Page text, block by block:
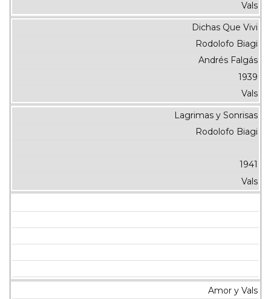
Vals
Dichas Que Vivi
Rodolofo Biagi
Andrés Falgás
1939
Vals
Lagrimas y Sonrisas
Rodolofo Biagi
1941
Vals
Amor y Vals